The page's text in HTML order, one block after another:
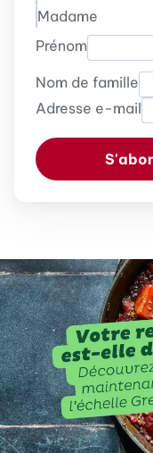
Madame
Prénom
Nom de famille
Adresse e-mail